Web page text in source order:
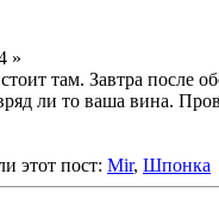
»
там. Завтра после
ли то ваша вина.
этот пост: Mir, Шпонка